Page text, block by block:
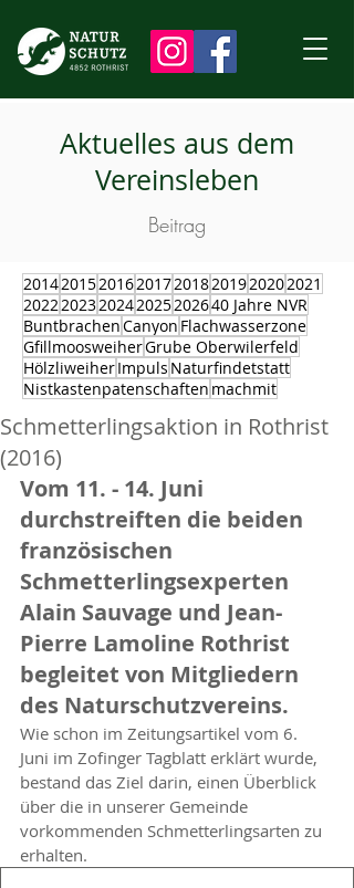
Aktuelles aus dem
Vereinsleben
Beitrag
20142015201620172018201920202021
2022202320242025202640 Jahre NVR
BuntbrachenCanyon Flachwasserzone
GfillmoosweiherGrube Oberwilerfeld
HölzliweiherImpuls Naturfindetstatt
Nistkastenpatenschaften machmit
Schmetterlingsaktion in Rothrist
(2016)
Vom 11. - 14. Juni
durchstreiften die beiden
französischen
Schmetterlingsexperten
Alain Sauvage und Jean-
Pierre Lamoline Rothrist
begleitet von Mitgliedern
des Naturschutzvereins.
Wie schon im Zeitungsartikel vom 6.
Juni im Zofinger Tagblatt erklärt wurde,
bestand das Ziel darin, einen Überblick
über die in unserer Gemeinde
vorkommenden Schmetterlingsarten zu
erhalten.